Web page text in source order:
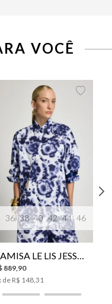
VOCÊ
36 38 40 42 44 46
CAMISA LE LIS JESSICA FEMININA
889,90
de R$ 148,31